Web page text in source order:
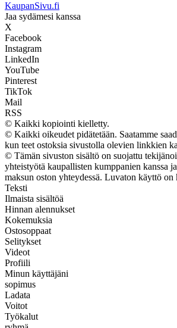
KaupanSivu.fi
Jaa sydämesi kanssa
X
Facebook
Instagram
LinkedIn
YouTube
Pinterest
TikTok
Mail
RSS
© Kaikki kopiointi kielletty.
© Kaikki oikeudet pidätetään. Saatamme
kun teet ostoksia sivustolla olevien linkkien
© Tämän sivuston sisältö on suojattu
yhteistyötä kaupallisten kumppanien kanssa
maksun oston yhteydessä. Luvaton käyttö on
Teksti
Ilmaista sisältöä
Hinnan alennukset
Kokemuksia
Ostosoppaat
Selitykset
Videot
Profiili
Minun käyttäjäni
sopimus
Ladata
Voitot
Työkalut